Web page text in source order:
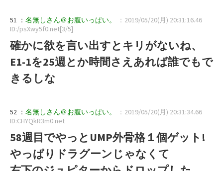
51 ： 名無しさん＠お腹いっぱい。
：2019/05/20(月) 20:31:16.46
ID:/psXwy5f0.net[3/5]
確かに欲を言い出すとキリがないね、
E1-1を25週とか時間さえあれば誰でもで
きるしな
52 ： 名無しさん＠お腹いっぱい。
：2019/05/20(月) 20:31:34.66
ID:CHYQkR3m0.net
58週目でやっとUMP外骨格１個ゲット!
やっぱりドラグーンじゃなくて